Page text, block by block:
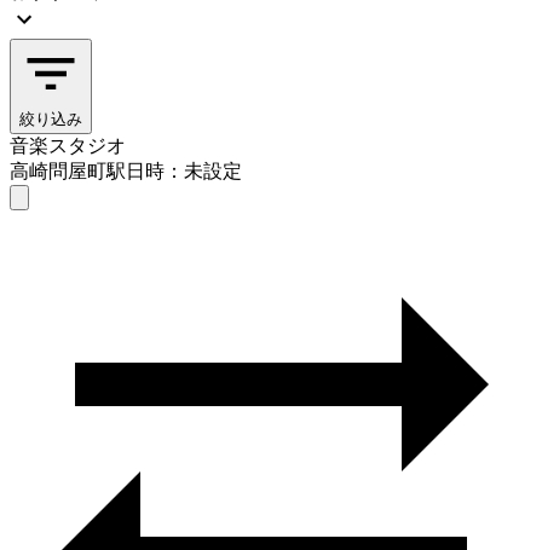
絞り込み
音楽スタジオ
高崎問屋町駅日時：未設定